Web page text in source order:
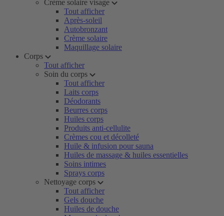
Crème solaire visage
Tout afficher
Après-soleil
Autobronzant
Crème solaire
Maquillage solaire
Corps
Tout afficher
Soin du corps
Tout afficher
Laits corps
Déodorants
Beurres corps
Huiles corps
Produits anti-cellulite
Crèmes cou et décolleté
Huile & infusion pour sauna
Huiles de massage & huiles essentielles
Soins intimes
Sprays corps
Nettoyage corps
Tout afficher
Gels douche
Huiles de douche